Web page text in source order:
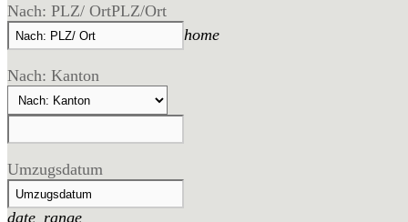
Nach: PLZ/ OrtPLZ/Ort
home
Nach: Kanton
Umzugsdatum
date_range